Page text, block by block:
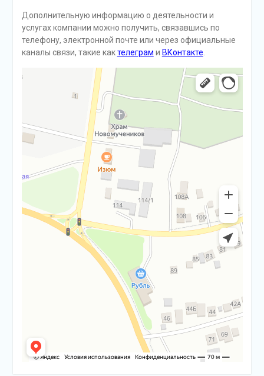
Дополнительную информацию о деятельности и
услугах компании можно получить, связавшись по
телефону, электронной почте или через официальные
каналы связи, такие кактелеграм и ВКонтакте.